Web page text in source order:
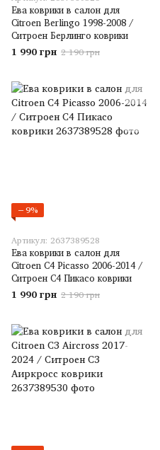
Ева коврики в салон для
Citroen Berlingo 1998-2008 /
Ситроен Берлинго коврики
1 990 грн 2 190 грн
−9%
Артикул: 2637389528
Ева коврики в салон для
Citroen C4 Picasso 2006-2014 /
Ситроен С4 Пикасо коврики
1 990 грн 2 190 грн